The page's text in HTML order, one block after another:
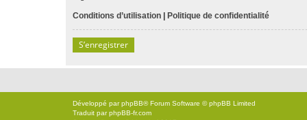
Conditions d’utilisation | Politique de confidentialité
S’enregistrer
Développé parphpBB® Forum Software © phpBB Limited
Traduit parphpBB-fr.com